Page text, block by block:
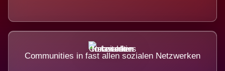
Communities in fast allen sozialen Netzwerken